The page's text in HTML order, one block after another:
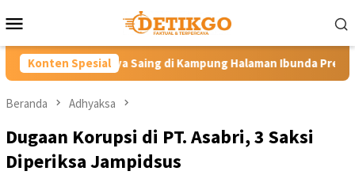
ke
Mobile
Konten Spesial
di Kampung Halaman Ibunda Presiden Labkesmas
Beranda Adhyaksa
Dugaan Korupsi di PT. Asabri, 3 Saksi
Diperiksa Jampidsus